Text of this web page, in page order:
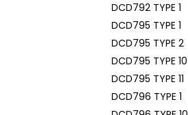
DCD792 TYPE 1
DCD795 TYPE 1
DCD795 TYPE 2
DCD795 TYPE 10
DCD795 TYPE 11
DCD796 TYPE 1